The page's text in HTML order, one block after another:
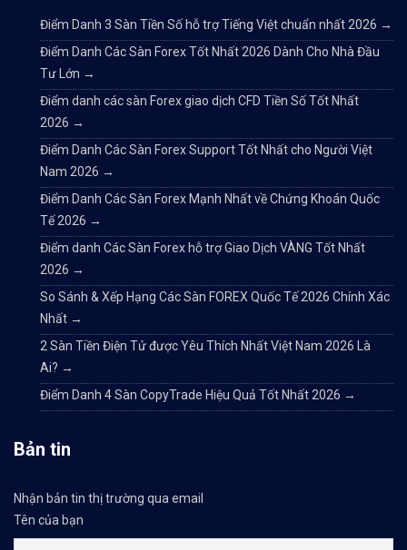
Điểm Danh 3 Sàn Tiền Số hỗ trợ Tiếng Việt chuẩn nhất 2026 →
Điểm Danh Các Sàn Forex Tốt Nhất 2026 Dành Cho Nhà Đầu
Tư Lớn →
Điểm danh các sàn Forex giao dịch CFD Tiền Số Tốt Nhất
2026 →
Điểm Danh Các Sàn Forex Support Tốt Nhất cho Người Việt
Nam 2026 →
Điểm Danh Các Sàn Forex Mạnh Nhất về Chứng Khoán Quốc
Tế 2026 →
Điểm danh Các Sàn Forex hỗ trợ Giao Dịch VÀNG Tốt Nhất
2026 →
So Sánh & Xếp Hạng Các Sàn FOREX Quốc Tế 2026 Chính Xác
Nhất →
2 Sàn Tiền Điện Tử được Yêu Thích Nhất Việt Nam 2026 Là
Ai? →
Điểm Danh 4 Sàn CopyTrade Hiệu Quả Tốt Nhất 2026 →
Bản tin
Nhận bản tin thị trường qua email
Tên của bạn